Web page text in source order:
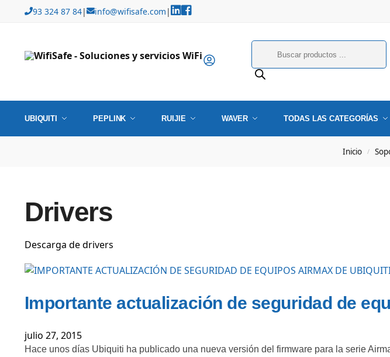
93 324 87 84| info@wifisafe.com |
UBIQUITI PEPLINK RUIJIE WAVER TODAS LAS CATEGORÍAS
Inicio /
Drivers
Descarga de drivers
Importante actualización de seguridad de
julio 27, 2015
Hace unos días Ubiquiti ha publicado una nueva versión del firmware para la serie